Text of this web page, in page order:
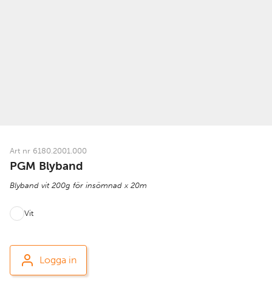
Art nr 6180.2001.000
PGM Blyband
Blyband vit 200g för insömnad x 20m
Vit
Logga in